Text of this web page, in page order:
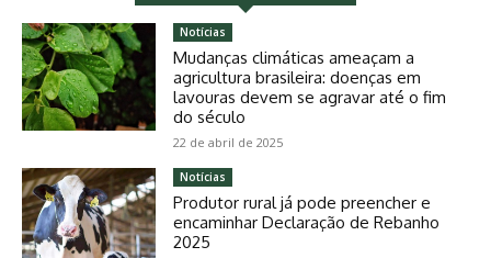
Notícias
Mudanças climáticas ameaçam a
agricultura brasileira: doenças em
lavouras devem se agravar até o fim
do século
22 de abril de 2025
Notícias
Produtor rural já pode preencher e
encaminhar Declaração de Rebanho
2025